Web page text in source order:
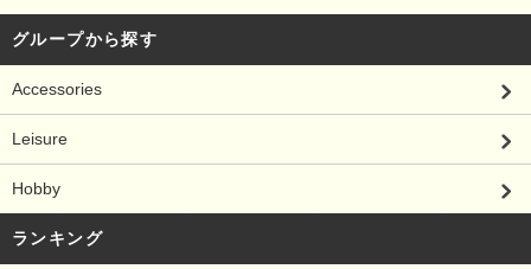
グループから探す
Accessories
Leisure
Hobby
ランキング